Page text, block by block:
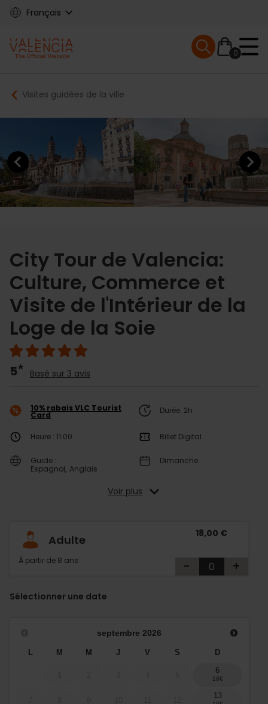
Skip
content
Français
Main
navigation
0
Mobile menu
Breadcrumb
Visites guidées de la ville
Previous element Next
City Tour de Valencia:
Culture, Commerce et
Visite de l'Intérieur de la
Loge de la Soie
5 Basé sur 3 avis
10% rabais VLC Tourist
Card Durée: 2h
Heure : 11:00 Billet Digital
Guide :
Espagnol Anglais
Dimanche
Voir plus
Adulte
À partir de 8 ans
18,00 €
- +
Sélectionner une date
septembre 2026
M M J V S D
6
13